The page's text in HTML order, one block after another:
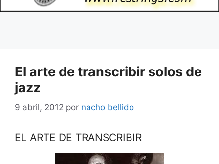
El arte de transcribir solos de
jazz
9 abril, 2012 por nacho bellido
EL ARTE DE TRANSCRIBIR